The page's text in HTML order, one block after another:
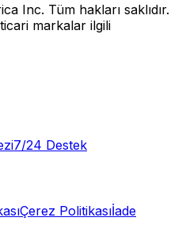
Inc. Tüm hakları saklıdır.
markalar ilgili
7/24 Destek
Çerez Politikasıİade